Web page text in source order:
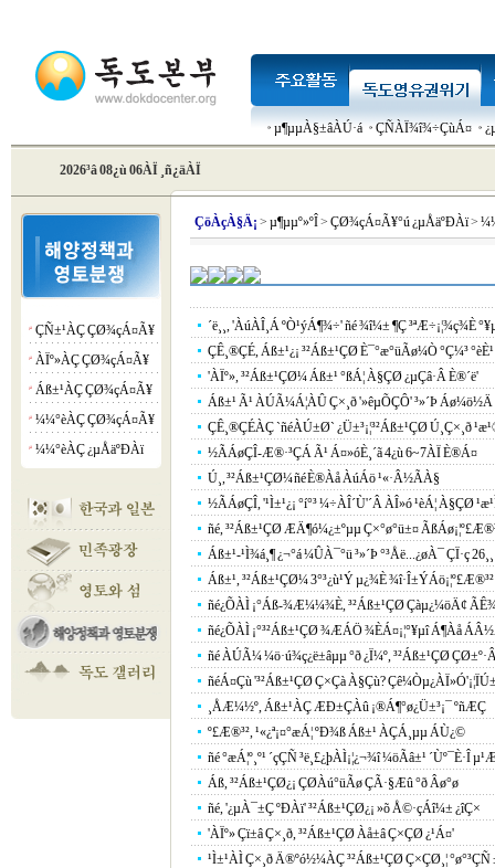
µ¶µµÀ§±âÀÚ·á ÇÑÀÏ¾î¾÷ÇùÁ¤
2026³â 08¿ù 06ÀÏ ¸ñ¿äÀÏ
¡á ÇÑ±¹ÀÇ ÇØ¾çÁ¤Ã¥
¡á ÀÏº»ÀÇ ÇØ¾çÁ¤Ã¥
¡á Áß±¹ÀÇ ÇØ¾çÁ¤Ã¥
¡á ¼¼°èÀÇ ÇØ¾çÁ¤Ã¥
¡á ¼¼°èÀÇ ¿µÅäºÐÀï
ÇöÀçÀ§Ä¡ > µ¶µµº»ºÎ> ÇØ¾çÁ¤Ã¥°ú ¿µÅäºÐÀï>
´ë¸¸, 'ÀúÀÎ¸Á ºÒ¹ýÁ¶¾÷' ñé ¾î¼± ¶Ç ³ªÆ÷¡¦¾ç¾È
ÇÊ¸®ÇÉ, Áß±¹¿¡ ³²Áß±¹ÇØ È¯°æ°üÃø¼Ò °Ç¼³
'ÀÏº», ³²Áß±¹ÇØ¼­ Áß±¹ °ßÁ¦ À§ÇØ ¿µÇâ·Â È®´ë'
Áß±¹ Ã¹ ÀÚÃ¼Á¦ÀÛ Ç×¸ð '»êµÕÇÔ' ³»´Þ Áø¼ö½Ä
ÇÊ¸®ÇÉÀÇ `ñéÀÚ±Ø` ¿Ü±³¡¦³²Áß±¹ÇØ Ú¸Ç×¸ð
½ÃÁøÇÎ-Æ®·³ÇÁ Ã¹ Á¤»óÈ¸´ã 4¿ù 6~7ÀÏ È®Á¤
Ú¸, ³²Áß±¹ÇØ¼­ ñé È®Àå ÀúÁö ¹«·Â½ÃÀ§
½ÃÁøÇÎ, '¹Ì±¹¿¡ °í°³ ¼÷ÀÎ´Ù'´Â ÀÎ»ó ¹èÁ¦ À§ÇØ
ñé, ³²Áß±¹ÇØ ÆÄ¶ó¼¿±ºµµ Ç×°ø°ü±¤
Áß±¹-¹Ì¾á¸¶ ¿¬°á ¼ÛÀ¯°ü ³»´Þ °³Åë...¿øÀ¯ ÇÏ·ç 26¸¸
Áß±¹, ³²Áß±¹ÇØ¼­ 3°³¿ù¹Ý µ¿¾È ¾î·Î±ÝÁö¡¦º£Æ®³²
ñé¿ÕÀÌ ¡°Áß-¾Æ¼¼¾È, ³²Áß±¹ÇØ Çàµ¿¼öÄ¢
ñé¿ÕÀÌ ¡°³²Áß±¹ÇØ ¾ÆÁÖ ¾ÈÁ¤¡¦°¥µî Á¶Àå
ñé ÀÚÃ¼ ¼ö·ú¾ç¿ë±âµµ °ð ¿Ï¼º, ³²Áß±¹ÇØ
ñéÁ¤Çù '³²Áß±¹ÇØ Ç×Çà À§Çù?
¸ÅÆ¼½º, Áß±¹ÀÇ ÆÐ±ÇÀû ¡®Á¶°ø¿Ü±³¡¯ ºñÆÇ
º£Æ®³², ¹«¿ª¡¤°æÁ¦ ºÐ¾ß Áß±¹ ÀÇÁ¸µµ ÁÙ¿©
ñé °æÁ¦º¸º¹ ´çÇÑ ³ë¸£¿þÀÌ¡¦¿¬¾î ¼öÃâ±¹ ´Ùº¯È­·Î
Áß, ³²Áß±¹ÇØ¿¡ ÇØÀú°üÃø ÇÃ·§Æû °ð Âø°ø
ñé, '¿µÀ¯±Ç ºÐÀï' ³²Áß±¹ÇØ¿¡ »õ Å©·çÁî¼± ¿îÇ×
'ÀÏº» Çï±â Ç×¸ð, ³²Áß±¹ÇØ Àå±â Ç×ÇØ ¿¹Á¤'
¹Ì±¹ÀÌ Ç×¸ð Ä®ºó½¼ÀÇ ³²Áß±¹ÇØ Ç×ÇØ¸¦ °ø°³ÇÑ